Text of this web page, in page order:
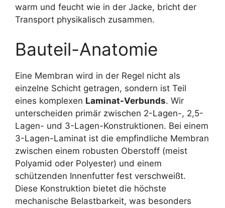
warm und feucht wie in der Jacke, bricht der
Transport physikalisch zusammen.
Bauteil-Anatomie
Eine Membran wird in der Regel nicht als
einzelne Schicht getragen, sondern ist Teil
eines komplexen Laminat-Verbunds. Wir
unterscheiden primär zwischen 2-Lagen-, 2,5-
Lagen- und 3-Lagen-Konstruktionen. Bei einem
3-Lagen-Laminat ist die empfindliche Membran
zwischen einem robusten Oberstoff (meist
Polyamid oder Polyester) und einem
schützenden Innenfutter fest verschweißt.
Diese Konstruktion bietet die höchste
mechanische Belastbarkeit, was besonders